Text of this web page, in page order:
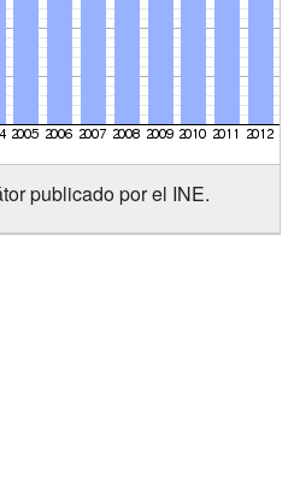
publicado por el INE.